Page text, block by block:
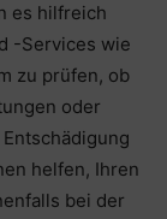
es hilfreich
-Services wie
zu prüfen, ob
oder
helfen, Ihren
bei der